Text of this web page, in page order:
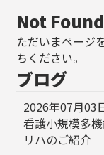
Not Found
ただいまページ
ちください。
ブログ
2026年07月03
看護小規模多
リハのご紹介